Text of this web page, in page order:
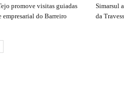
promove visitas guiadas
empresarial do Barreiro
Simarsul
da